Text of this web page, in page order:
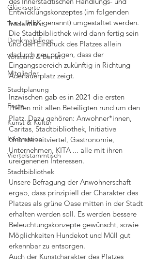
Glücksorte
Trödelmarkt
Denkmalpflege
Vorstand & Beirat
Mitglieder
Stadtplanung
Feste
Kunst & Kultur
Information
Viertelstammtisch
Stadtbibliothek
Entwicklungskonzeptes (im folgenden
kurz: IHEK genannt) umgestaltet werden.
Die Stadtbibliothek wird dann fertig sein
und den Eindruck des Platzes allein
dadurch neu prägen, dass der
Eingangsbereich zukünftig in Richtung
Adenauerplatz zeigt.
Inzwischen gab es in 2021 die ersten
Treffen mit allen Beteiligten rund um den
Platz. Dazu gehören: Anwohner*innen,
Caritas, Stadtbibliothek, Initiative
Gründerzeitviertel, Gastronomie,
Unternehmen, KITA ... alle mit ihren
ureigenenen Interessen.
Unsere Befragung der Anwohnerschaft
ergab, dass prinzipiell der Charakter des
Platzes als grüne Oase mitten in der Stadt
erhalten werden soll. Es werden bessere
Beleuchtungskonzepte gewünscht, sowie
Möglichkeiten Hundekot und Müll gut
erkennbar zu entsorgen.
Auch der Kunstcharakter des Platzes